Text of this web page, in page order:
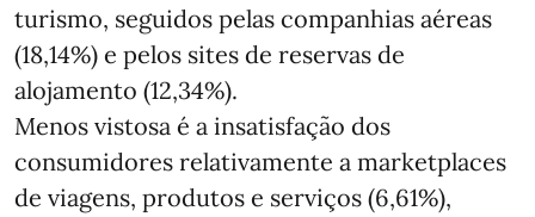
turismo, seguidos pelas companhias aéreas
(18,14%) e pelos sites de reservas de
alojamento (12,34%).
Menos vistosa é a insatisfação dos
consumidores relativamente a marketplaces
de viagens, produtos e serviços (6,61%),